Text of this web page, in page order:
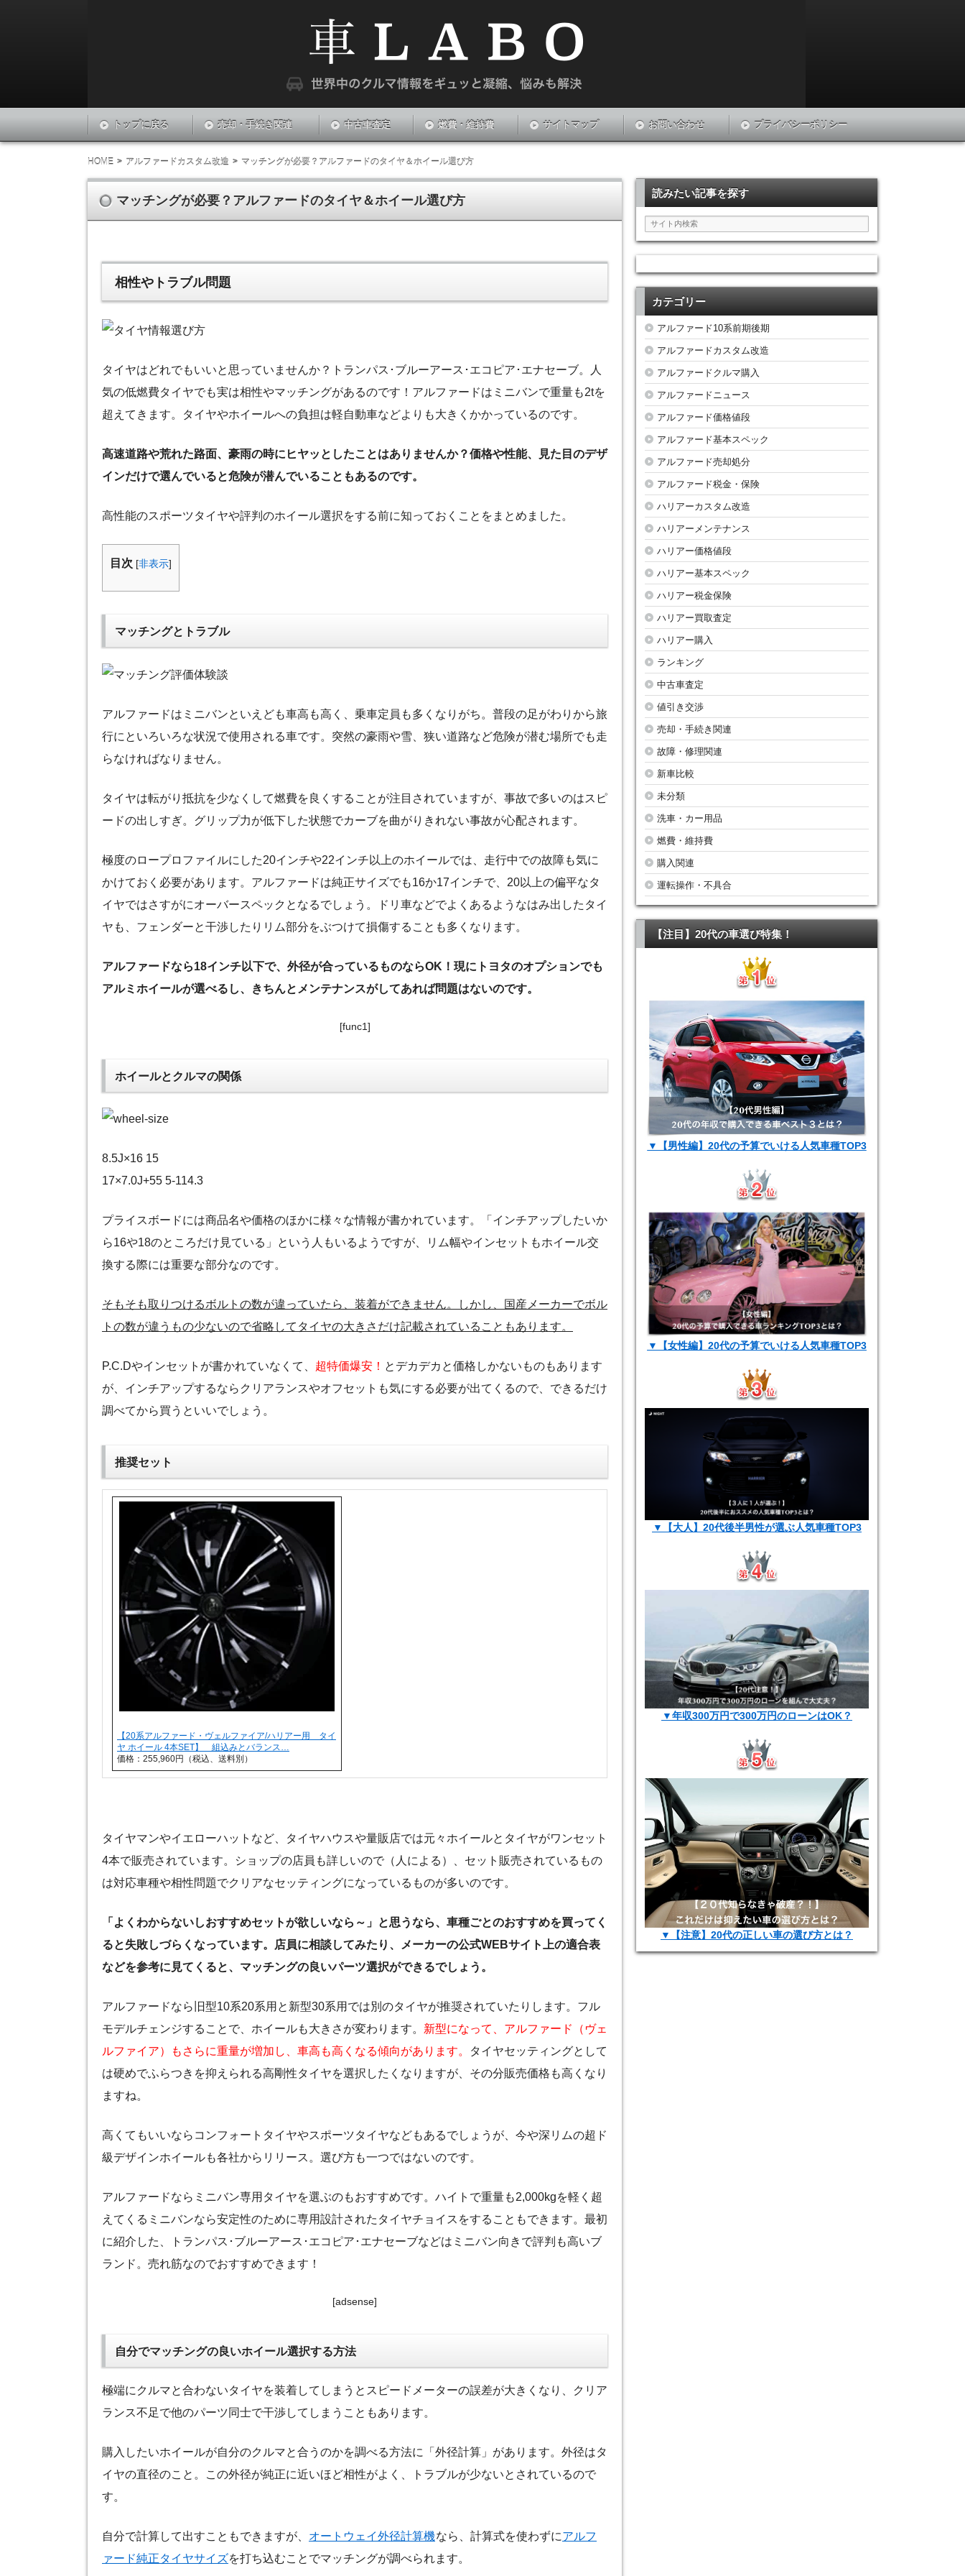
トップに戻る 売却・手続き関連 中古車査定 燃費・維持費 サイトマップ お問い合わせ プライバシーポリシー
HOME アルファードカスタム改造 マッチングが必要？アルファードのタイヤ＆ホイール選び方
マッチングが必要？アルファードのタイヤ＆ホイール選び方
相性やトラブル問題
タイヤはどれでもいいと思っていませんか？トランパス･ブルーアース･エコピア･エナセーブ。人
気の低燃費タイヤでも実は相性やマッチングがあるのです！アルファードはミニバンで重量も2tを
超えてきます。タイヤやホイールへの負担は軽自動車などよりも大きくかかっているのです。
高速道路や荒れた路面、豪雨の時にヒヤッとしたことはありませんか？価格や性能、見た目のデザ
インだけで選んでいると危険が潜んでいることもあるのです。
高性能のスポーツタイヤや評判のホイール選択をする前に知っておくことをまとめました。
目次 [非表示]
マッチングとトラブル
アルファードはミニバンといえども車高も高く、乗車定員も多くなりがち。普段の足がわりから旅
行にといろいろな状況で使用される車です。突然の豪雨や雪、狭い道路など危険が潜む場所でも走
らなければなりません。
タイヤは転がり抵抗を少なくして燃費を良くすることが注目されていますが、事故で多いのはスピ
ードの出しすぎ。グリップ力が低下した状態でカーブを曲がりきれない事故が心配されます。
極度のロープロファイルにした20インチや22インチ以上のホイールでは、走行中での故障も気に
かけておく必要があります。アルファードは純正サイズでも16か17インチで、20以上の偏平なタ
イヤではさすがにオーバースペックとなるでしょう。ドリ車などでよくあるようなはみ出したタイ
ヤも、フェンダーと干渉したりリム部分をぶつけて損傷することも多くなります。
アルファードなら18インチ以下で、外径が合っているものならOK！現にトヨタのオプションでも
アルミホイールが選べるし、きちんとメンテナンスがしてあれば問題はないのです。
[func1]
ホイールとクルマの関係
8.5J×16 15
17×7.0J+55 5-114.3
プライスボードには商品名や価格のほかに様々な情報が書かれています。「インチアップしたいか
ら16や18のところだけ見ている」という人もいるようですが、リム幅やインセットもホイール交
換する際には重要な部分なのです。
そもそも取りつけるボルトの数が違っていたら、装着ができません。しかし、国産メーカーでボル
トの数が違うもの少ないので省略してタイヤの大きさだけ記載されていることもあります。
P.C.Dやインセットが書かれていなくて、 超特価爆安！ とデカデカと価格しかないものもあります
が、インチアップするならクリアランスやオフセットも気にする必要が出てくるので、できるだけ
調べてから買うといいでしょう。
推奨セット
【20系アルファード・ヴェルファイア/ハリアー用 タイ
ヤ ホイール 4本SET】 組込みとバランス…
価格：255,960円（税込、送料別）
タイヤマンやイエローハットなど、タイヤハウスや量販店では元々ホイールとタイヤがワンセット
4本で販売されています。ショップの店員も詳しいので（人による）、セット販売されているもの
は対応車種や相性問題でクリアなセッティングになっているものが多いのです。
「よくわからないしおすすめセットが欲しいなら～」と思うなら、車種ごとのおすすめを買ってく
ると失敗しづらくなっています。店員に相談してみたり、メーカーの公式WEBサイト上の適合表
などを参考に見てくると、マッチングの良いパーツ選択ができるでしょう。
アルファードなら旧型10系20系用と新型30系用では別のタイヤが推奨されていたりします。フル
モデルチェンジすることで、ホイールも大きさが変わります。 新型になって、アルファード（ヴェ
ルファイア）もさらに重量が増加し、車高も高くなる傾向があります。
タイヤセッティングとして
は硬めでふらつきを抑えられる高剛性タイヤを選択したくなりますが、その分販売価格も高くなり
ますね。
高くてもいいならコンフォートタイヤやスポーツタイヤなどもあるでしょうが、今や深リムの超ド
級デザインホイールも各社からリリース。選び方も一つではないのです。
アルファードならミニバン専用タイヤを選ぶのもおすすめです。ハイトで重量も2,000kgを軽く超
えてくるミニバンなら安定性のために専用設計されたタイヤチョイスをすることもできます。最初
に紹介した、トランパス･ブルーアース･エコピア･エナセーブなどはミニバン向きで評判も高いブ
ランド。売れ筋なのでおすすめできます！
[adsense]
自分でマッチングの良いホイール選択する方法
極端にクルマと合わないタイヤを装着してしまうとスピードメーターの誤差が大きくなり、クリア
ランス不足で他のパーツ同士で干渉してしまうこともあります。
購入したいホイールが自分のクルマと合うのかを調べる方法に「外径計算」があります。外径はタ
イヤの直径のこと。この外径が純正に近いほど相性がよく、トラブルが少ないとされているので
す。
自分で計算して出すこともできますが、 オートウェイ外径計算機なら、計算式を使わずにアルフ
ァード純正タイヤサイズを打ち込むことでマッチングが調べられます。
読みたい記事を探す
カテゴリー
アルファード10系前期後期
アルファードカスタム改造
アルファードクルマ購入
アルファードニュース
アルファード価格値段
アルファード基本スペック
アルファード売却処分
アルファード税金・保険
ハリアーカスタム改造
ハリアーメンテナンス
ハリアー価格値段
ハリアー基本スペック
ハリアー税金保険
ハリアー買取査定
ハリアー購入
ランキング
中古車査定
値引き交渉
売却・手続き関連
故障・修理関連
新車比較
未分類
洗車・カー用品
燃費・維持費
購入関連
運転操作・不具合
【注目】20代の車選び特集！
▼【男性編】20代の予算でいける人気車種TOP3
▼【女性編】20代の予算でいける人気車種TOP3
▼【大人】20代後半男性が選ぶ人気車種TOP3
▼年収300万円で300万円のローンはOK？
▼【注意】20代の正しい車の選び方とは？